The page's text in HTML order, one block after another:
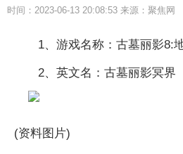
时间：2023-06-13 20:08:53 来源：聚焦网
1、游戏名称：古墓丽影8:
2、英文名：古墓丽影冥界
(资料图片)